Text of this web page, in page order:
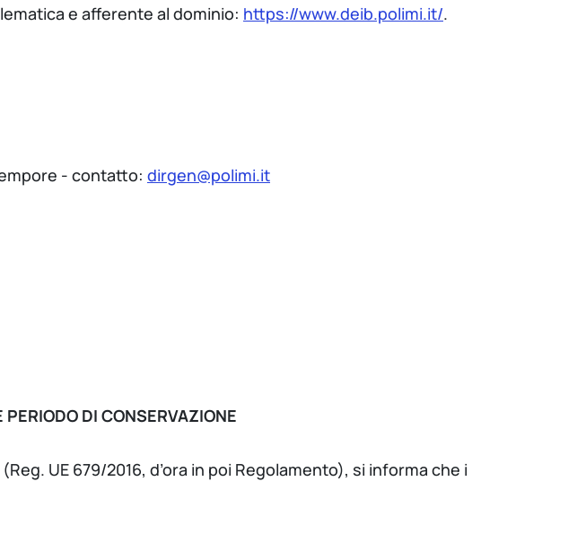
e afferente al dominio: https://www.deib.polimi.it/.
- contatto: dirgen@polimi.it
DI CONSERVAZIONE
UE 679/2016, d’ora in poi Regolamento), si informa che i